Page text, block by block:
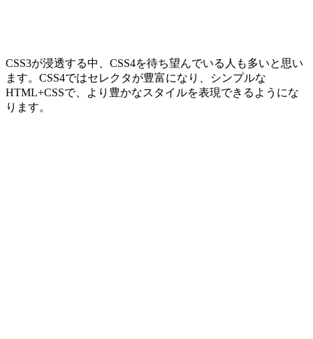
CSS3が浸透する中、CSS4を待ち望んでいる人も多いと思い
ます。CSS4ではセレクタが豊富になり、シンプルな
HTML+CSSで、より豊かなスタイルを表現できるようにな
ります。